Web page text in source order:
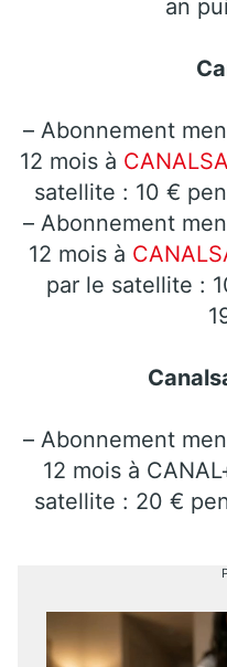
an
– Abonnement
12 mois à
satellite : 10 €
– Abonnement
12 mois à
par le satellite :
– Abonnement
12 mois à
satellite : 20 €